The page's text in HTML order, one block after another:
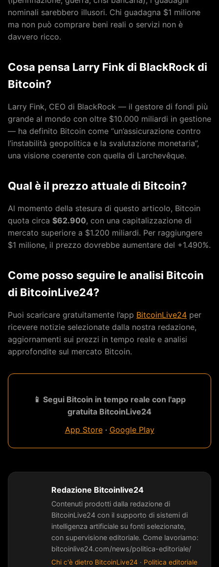
nominali sarebbero illusori. Chi guadagna $1 milione
ma non può comprare beni reali o servizi non è
davvero ricco.
Cosa pensa Larry Fink di BlackRock di
Bitcoin?
Larry Fink, CEO di BlackRock — il gestore di fondi più
grande al mondo con oltre $10.000 miliardi in gestione
— ha definito Bitcoin come “un’assicurazione contro
l’instabilità geopolitica e la svalutazione monetaria”,
una visione coerente con quella di Larchevêque.
Qual è il prezzo attuale di Bitcoin?
Al momento della stesura di questo articolo, Bitcoin
quota circa $62.900, con una capitalizzazione di
mercato superiore a $1.200 miliardi. Per raggiungere
$1 milione, il prezzo dovrebbe aumentare del +1.490%.
Come posso seguire le analisi Bitcoin
di BitcoinLive24?
Puoi scaricare gratuitamente l’app BitcoinLive24 per
ricevere notizie selezionate dalla nostra redazione,
aggiornamenti sui prezzi in tempo reale e analisi
approfondite sul mercato Bitcoin.
📱 Segui Bitcoin in tempo reale con l'app
gratuita BitcoinLive24
App Store· Google Play
Redazione Bitcoinlive24
Contenuti prodotti dalla redazione di
BitcoinLive24 con il supporto di sistemi di
intelligenza artificiale su fonti selezionate,
con supervisione editoriale. Come lavoriamo:
bitcoinlive24.com/news/politica-editoriale/
Chi c'è dietro BitcoinLive24 · Politica editoriale